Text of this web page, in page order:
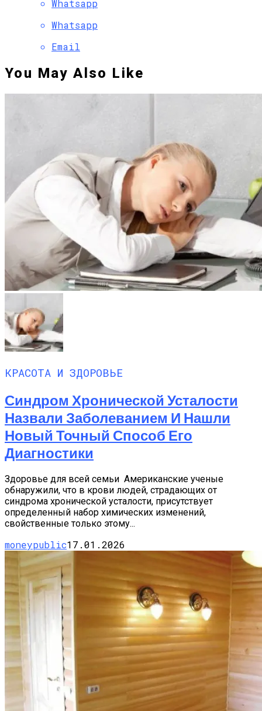
Whatsapp
Whatsapp
Email
You May Also Like
КРАСОТА И ЗДОРОВЬЕ
Синдром Хронической Усталости
Назвали Заболеванием И Нашли
Новый Точный Способ Его
Диагностики
Здоровье для всей семьи Американские ученые
обнаружили, что в крови людей, страдающих от
синдрома хронической усталости, присутствует
определенный набор химических изменений,
свойственные только этому...
moneypublic17.01.2026